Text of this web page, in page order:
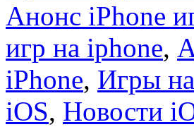
Анонс iPhone
игр на iphone,
iPhone, Игры
iOS, Новости